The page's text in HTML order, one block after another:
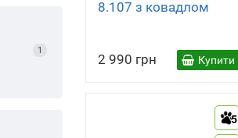
1
8.107 з ковадлом
2 990 грн Купити
5